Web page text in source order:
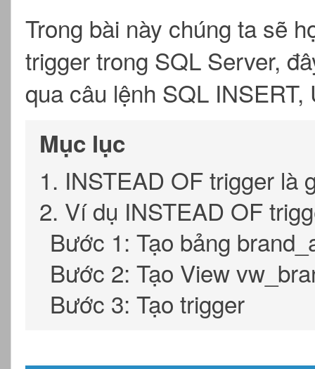
Trong bài này chúng ta sẽ
trigger trong SQL Server,
qua câu lệnh SQL
Mục lục
1. INSTEAD OF trigger là
2. Ví dụ INSTEAD OF
Bước 1: Tạo bảng
Bước 2: Tạo View
Bước 3: Tạo trigger